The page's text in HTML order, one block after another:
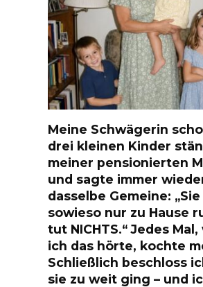
Meine Schwägerin
drei kleinen Kinder
meiner pensionierten
und sagte immer
dasselbe Gemeine:
sowieso nur zu Hause
tut NICHTS.“ Jedes
ich das hörte, kochte
Schließlich beschloss
sie zu weit ging – und